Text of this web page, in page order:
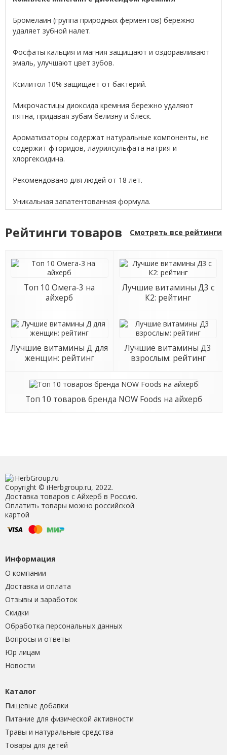
Бромелаин (группа природных ферментов) бережно
удаляет зубной налет.
Фосфаты кальция и магния защищают и оздоравливают
эмаль, улучшают цвет зубов.
Ксилитол 10% защищает от бактерий.
Микрочастицы диоксида кремния бережно удаляют
пятна, придавая зубам белизну и блеск.
Ароматизаторы содержат натуральные компоненты, не
содержит фторидов, лаурилсульфата натрия и
хлоргексидина.
Рекомендовано для людей от 18 лет.
Уникальная запатентованная формула.
Рейтинги товаров Смотреть все рейтинги
Топ 10 Омега-3 на
айхерб
Лучшие витамины Д3 с
К2: рейтинг
Лучшие витамины Д для
женщин: рейтинг
Лучшие витамины Д3
взрослым: рейтинг
Топ 10 товаров бренда NOW Foods на айхерб
Copyright © iHerbgroup.ru, 2022.
Доставка товаров с Айхерб в Россию.
Оплатить товары можно российской
картой
Информация
О компании
Доставка и оплата
Отзывы и заработок
Скидки
Обработка персональных данных
Вопросы и ответы
Юр лицам
Новости
Каталог
Пищевые добавки
Питание для физической активности
Травы и натуральные средства
Товары для детей